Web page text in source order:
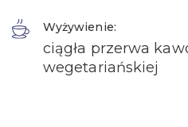
Wyżywienie:
ciągła przerwa
wegetariańskiej